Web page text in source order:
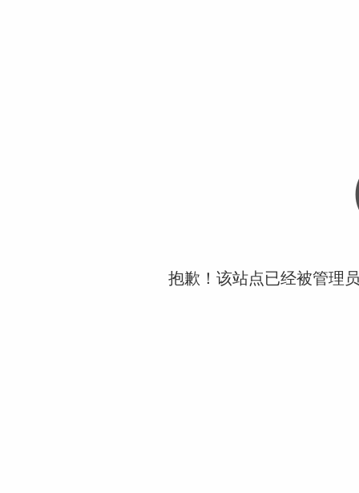
抱歉！该站点已经被管理